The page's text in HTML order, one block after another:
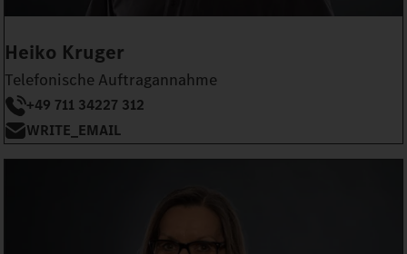
Heiko Kruger
Telefonische Auftragannahme
+49 711 34227 312
WRITE_EMAIL